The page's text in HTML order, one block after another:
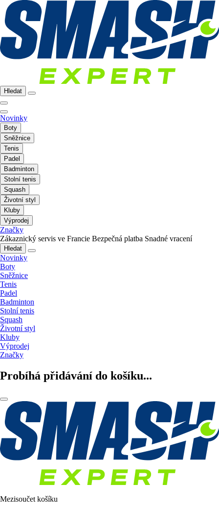
Hledat
Novinky
Boty
Sněžnice
Tenis
Padel
Badminton
Stolní tenis
Squash
Životní styl
Kluby
Výprodej
Značky
Zákaznický servis ve Francie Bezpečná platba Snadné vracení
Hledat
Novinky
Boty
Sněžnice
Tenis
Padel
Badminton
Stolní tenis
Squash
Životní styl
Kluby
Výprodej
Značky
Probíhá přidávání do košíku...
Mezisoučet košíku